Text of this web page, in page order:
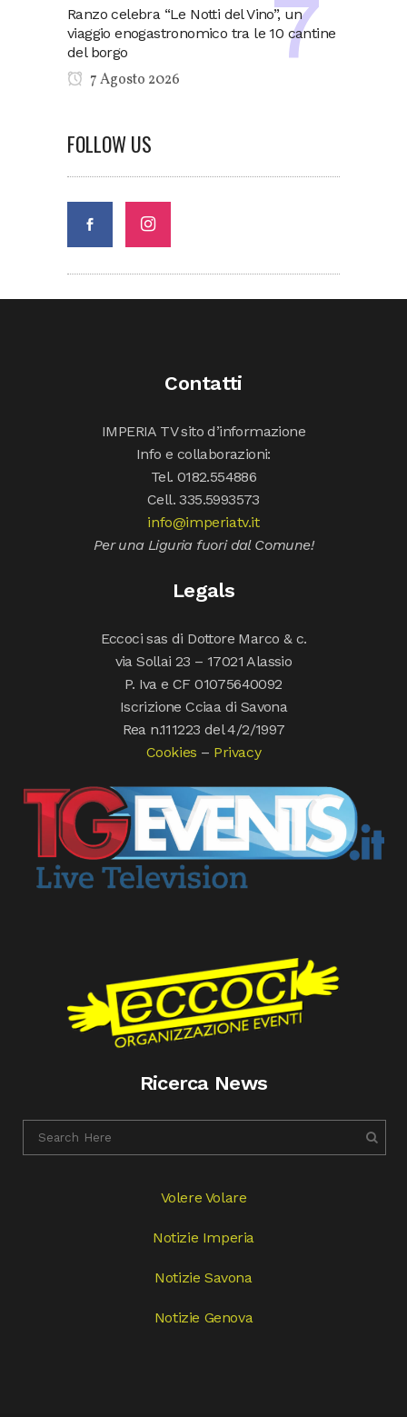
Ranzo celebra “Le Notti del Vino”, un
viaggio enogastronomico tra le 10 cantine
del borgo
7 Agosto 2026
FOLLOW US
Contatti
IMPERIA TV sito d’informazione
Info e collaborazioni:
Tel. 0182.554886
Cell. 335.5993573
info@imperiatv.it
Per una Liguria fuori dal Comune!
Legals
Eccoci sas di Dottore Marco & c.
via Sollai 23 – 17021 Alassio
P. Iva e CF 01075640092
Iscrizione Cciaa di Savona
Rea n.111223 del 4/2/1997
Cookies – Privacy
Ricerca News
Volere Volare
Notizie Imperia
Notizie Savona
Notizie Genova